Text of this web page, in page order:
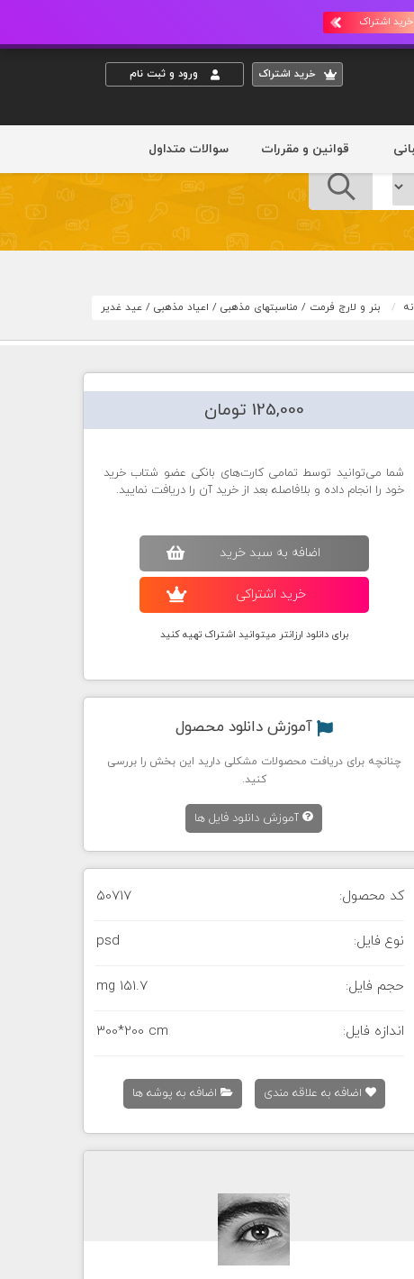
خرید اشتراک
خريد اشتراک ورود و ثبت نام
قوانین و مقررات سوالات متداول
بنر و لارج فرمت / مناسبتهای مذهبی / اعیاد مذهبی / عید غدیر
125,000 تومان
شما می‌توانید توسط تمامی کارت‌های بانکی عضو شتاب خرید
خود را انجام داده و بلافاصله بعد از خرید آن را دریافت نمایید.
اضافه به سبد خريد
خريد اشتراکی
برای دانلود ارزانتر میتوانید اشتراک تهیه کنید
آموزش دانلود محصول
چنانچه برای دریافت محصولات مشکلی دارید این بخش را بررسی
کنید.
آموزش دانلود فایل ها
کد محصول: 50717
نوع فایل: psd
حجم فایل: 151.7 mg
اندازه فایل: 300*200 cm
اضافه به علاقه مندی اضافه به پوشه ها